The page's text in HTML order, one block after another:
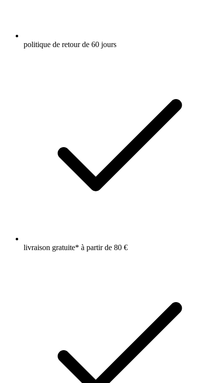
politique de retour de 60 jours
livraison gratuite* à partir de 80 €